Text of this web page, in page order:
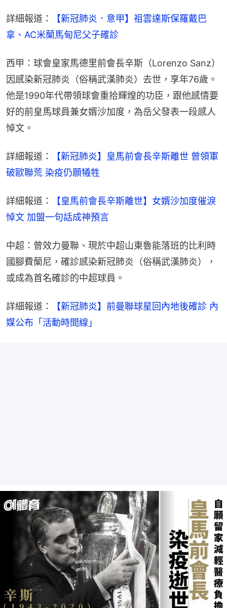
詳細報道：
【新冠肺炎．意甲】祖雲達斯保羅戴巴
拿、AC米蘭馬甸尼父子確診
西甲：球會皇家馬德里前會長辛斯（Lorenzo Sanz）
因感染新冠肺炎（俗稱武漢肺炎）去世，享年76歲。
他是1990年代帶領球會重拾輝煌的功臣，跟他感情要
好的前皇馬球員兼女婿沙加度，為岳父發表一段感人
悼文。
詳細報道：
【新冠肺炎】皇馬前會長辛斯離世 曾領軍
破歐聯荒 染疫仍願犧牲
詳細報道：
【皇馬前會長辛斯離世】女婿沙加度催淚
悼文 加盟一句話成神預言
中超：曾效力曼聯、現於中超山東魯能落班的比利時
國腳費蘭尼，確診感染新冠肺炎（俗稱武漢肺炎），
或成為首名確診的中超球員。
詳細報道：
【新冠肺炎】前曼聯球星回內地後確診 內
媒公布「活動時間線」